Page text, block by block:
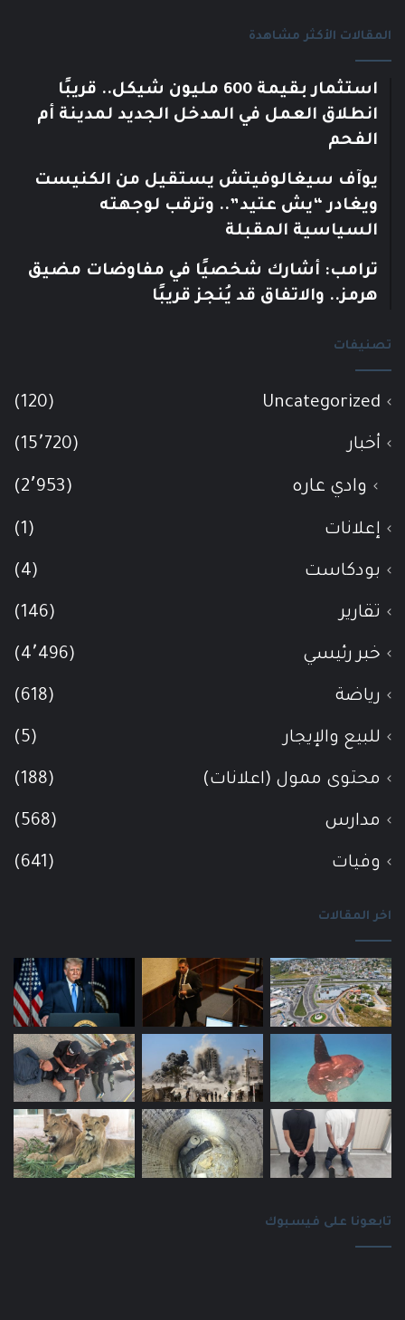
المقالات الأكثر مشاهدة
استثمار بقيمة 600 مليون شيكل.. قريبًا
انطلاق العمل في المدخل الجديد لمدينة أم
الفحم
يوآف سيغالوفيتش يستقيل من الكنيست
ويغادر “يش عتيد”.. وترقب لوجهته
السياسية المقبلة
ترامب: أشارك شخصيًا في مفاوضات مضيق
هرمز.. والاتفاق قد يُنجز قريبًا
تصنيفات
Uncategorized
(120)
أخبار (15٬720)
وادي عاره (2٬953)
إعلانات (1)
بودكاست (4)
تقارير (146)
خبر رئيسي (4٬496)
رياضة (618)
للبيع والإيجار (5)
محتوى ممول (اعلانات) (188)
مدارس (568)
وفيات (641)
اخر المقالات
تابعونا على فيسبوك